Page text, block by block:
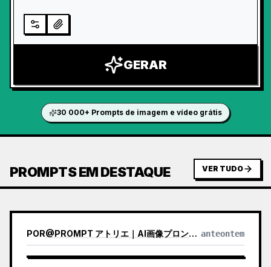
GERAR
30 000+ Prompts de imagem e vídeo grátis
PROMPTS EM DESTAQUE VER TUDO
POR@PROMPT アトリエ｜AI画像プロンプト anteontem